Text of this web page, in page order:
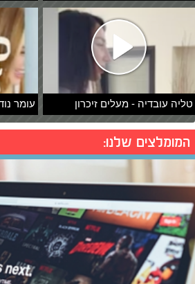
טליה עובדיה - מעלים זיכרון עומר
המומלצים שלנו: